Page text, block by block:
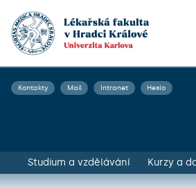
Kontakty Mail Intranet Heslo
Studium a vzdělávání Kurzy a